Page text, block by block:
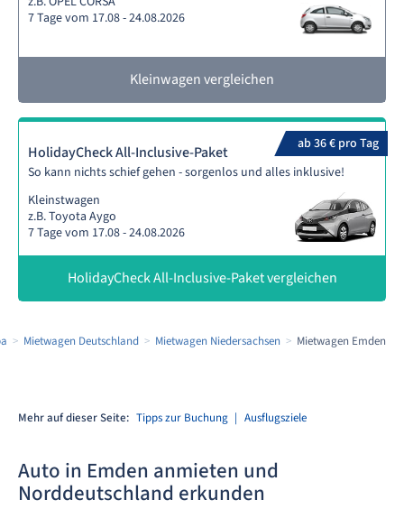
7 Tage vom 17.08 - 24.08.2026
Kleinwagen vergleichen
ab 36 € pro Tag
HolidayCheck All-Inclusive-Paket
So kann nichts schief gehen - sorgenlos und alles inklusive!
Kleinstwagen
z.B. Toyota Aygo
7 Tage vom 17.08 - 24.08.2026
HolidayCheck All-Inclusive-Paket vergleichen
Mietwagen Deutschland Mietwagen Niedersachsen Mietwagen Emden
Mehr auf dieser Seite: Tipps zur Buchung Ausflugsziele
Auto in Emden anmieten und
Norddeutschland erkunden